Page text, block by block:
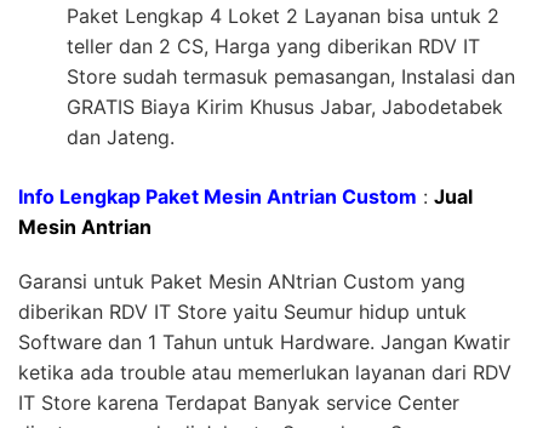
Paket Lengkap 4 Loket 2 Layanan bisa untuk 2
teller dan 2 CS, Harga yang diberikan RDV IT
Store sudah termasuk pemasangan, Instalasi dan
GRATIS Biaya Kirim Khusus Jabar, Jabodetabek
dan Jateng.
Info Lengkap Paket Mesin Antrian Custom : Jual
Mesin Antrian
Garansi untuk Paket Mesin ANtrian Custom yang
diberikan RDV IT Store yaitu Seumur hidup untuk
Software dan 1 Tahun untuk Hardware. Jangan Kwatir
ketika ada trouble atau memerlukan layanan dari RDV
IT Store karena Terdapat Banyak service Center